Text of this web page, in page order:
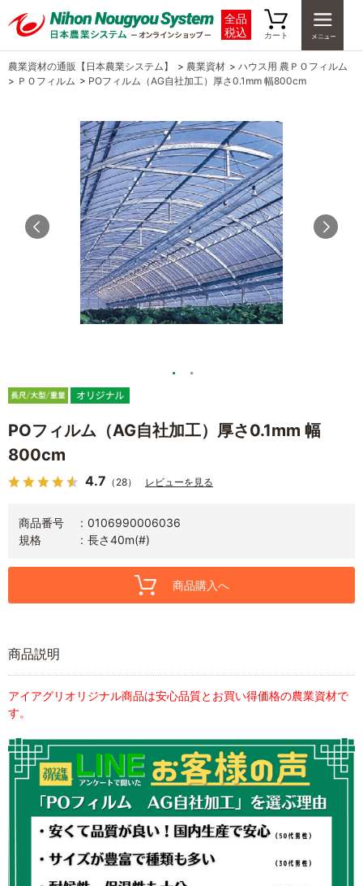
全品
税込
カート
農業資材の通販【日本農業システム】 > 農業資材 > ハウス用 農ＰＯフィルム
> ＰＯフィルム > POフィルム（AG自社加工）厚さ0.1mm 幅800cm
POフィルム（AG自社加工）厚さ0.1mm 幅
800cm
4.7 （28） レビューを見る
商品番号
0106990006036
規格
長さ40m(#)
商品購入へ
商品説明
アイアグリオリジナル商品は安心品質とお買い得価格の農業資材で
す。